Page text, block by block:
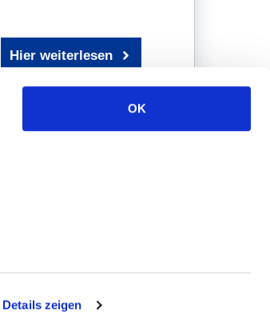
Details zeigen
OK
Hier weiterlesen